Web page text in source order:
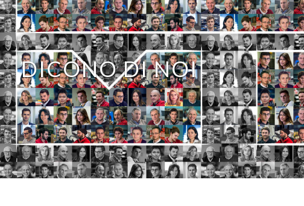
DICONO DI NOI